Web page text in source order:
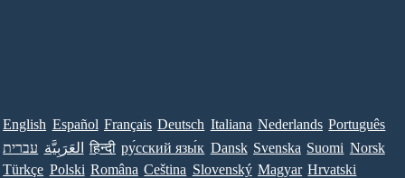
English Español Français Deutsch Italiana Nederlands Português
עברית العَرَبِيَّة हिन्दी ру́сский язы́к Dansk Svenska Suomi Norsk
Türkçe Polski Româna Ceština Slovenský Magyar Hrvatski